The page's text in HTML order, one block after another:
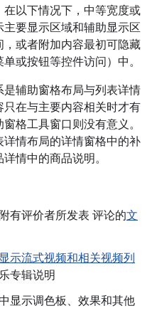
在以下情况下，中等宽度或
要显示区域和辅助显示区
或者附加内容最初可隐藏
或按钮等控件访问）中。
辅助窗格布局与列表详情
在与主要内容相关时才有
格工具窗口则没有意义。
情布局的详情窗格中的补
情中的商品说明。
有评价者所发表 评论的文
示流式视频和相关视频列
专辑说明
显示调色板、效果和其他